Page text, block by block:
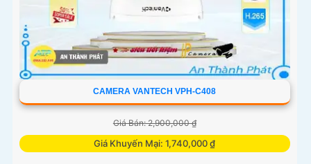
CAMERA VANTECH VPH-C408
Giá Bán: 2,900,000 ₫
Giá Khuyến Mại: 1,740,000 ₫